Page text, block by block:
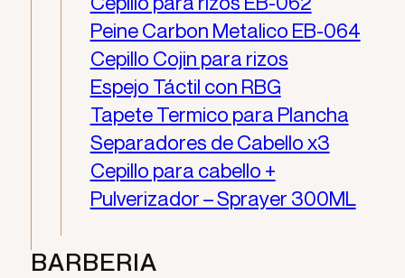
Peine Carbon Metalico EB-064
Cepillo Cojin para rizos
Espejo Táctil con RBG
Tapete Termico para Plancha
Separadores de Cabello x3
Cepillo para cabello +
Pulverizador – Sprayer 300ML
BARBERIA